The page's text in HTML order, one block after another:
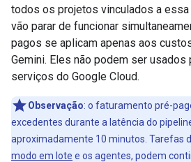
todos os projetos vinculados a
vão parar de funcionar
pagos se aplicam apenas aos
Gemini. Eles não podem ser usados
serviços do Google Cloud.
Observação: o faturamento pré-
excedentes durante a latência do
aproximadamente 10 minutos. Tarefas
modo em lote e os agentes, podem